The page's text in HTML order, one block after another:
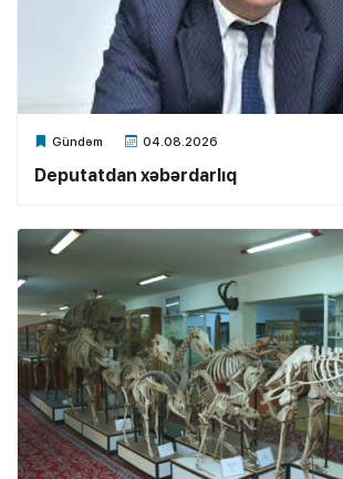
Gündəm 04.08.2026
Xalq.Online
Deputatdan xəbərdarlıq